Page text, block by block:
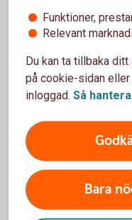
åldrar.
Pensionstips för
Börja
Låt oss hjälpa dig att
pensionssparandet
Funktioner,
Relevant
Du kan ta tillbaka
på cookie-sidan eller
inloggad. Så
Bara